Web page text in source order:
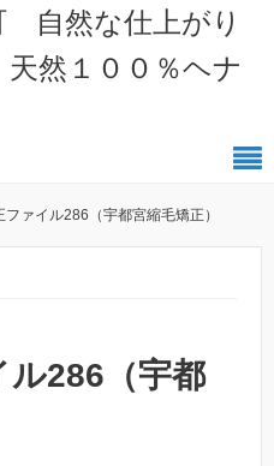
自然な仕上がり
然１００％ヘナ
ァイル286（宇都宮縮毛矯正）
ル286（宇都